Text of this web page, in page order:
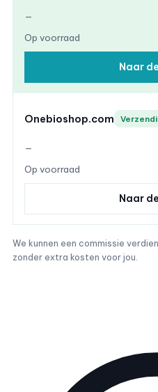
—
Op voorraad
Naar
Onebioshop.com
—
Op voorraad
Naar
We kunnen een commissie
zonder extra kosten voor jou.